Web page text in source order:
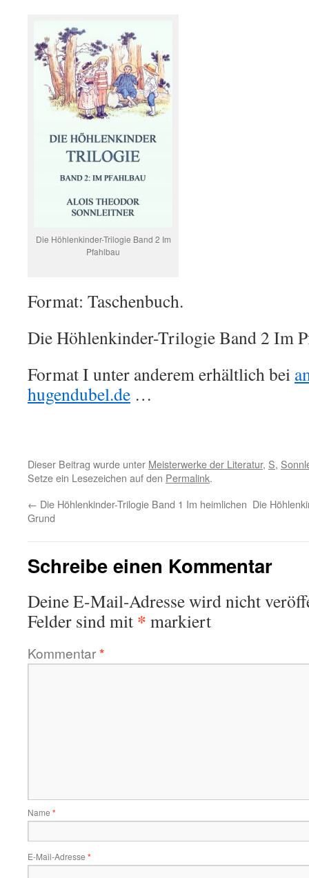
Die Höhlenkinder-Trilogie Band 2 Im
Pfahlbau
Format: Taschenbuch.
Die Höhlenkinder-Trilogie Band 2 Im
Format I unter anderem erhältlich bei
hugendubel.de …
Dieser Beitrag wurde unter Meisterwerke der Literatur, S,
Setze ein Lesezeichen auf den Permalink.
← Die Höhlenkinder-Trilogie Band 1 Im heimlichen
Grund
Die
Schreibe einen Kommentar
Deine E-Mail-Adresse wird nicht
Felder sind mit * markiert
Kommentar*
Name *
E-Mail-Adresse *